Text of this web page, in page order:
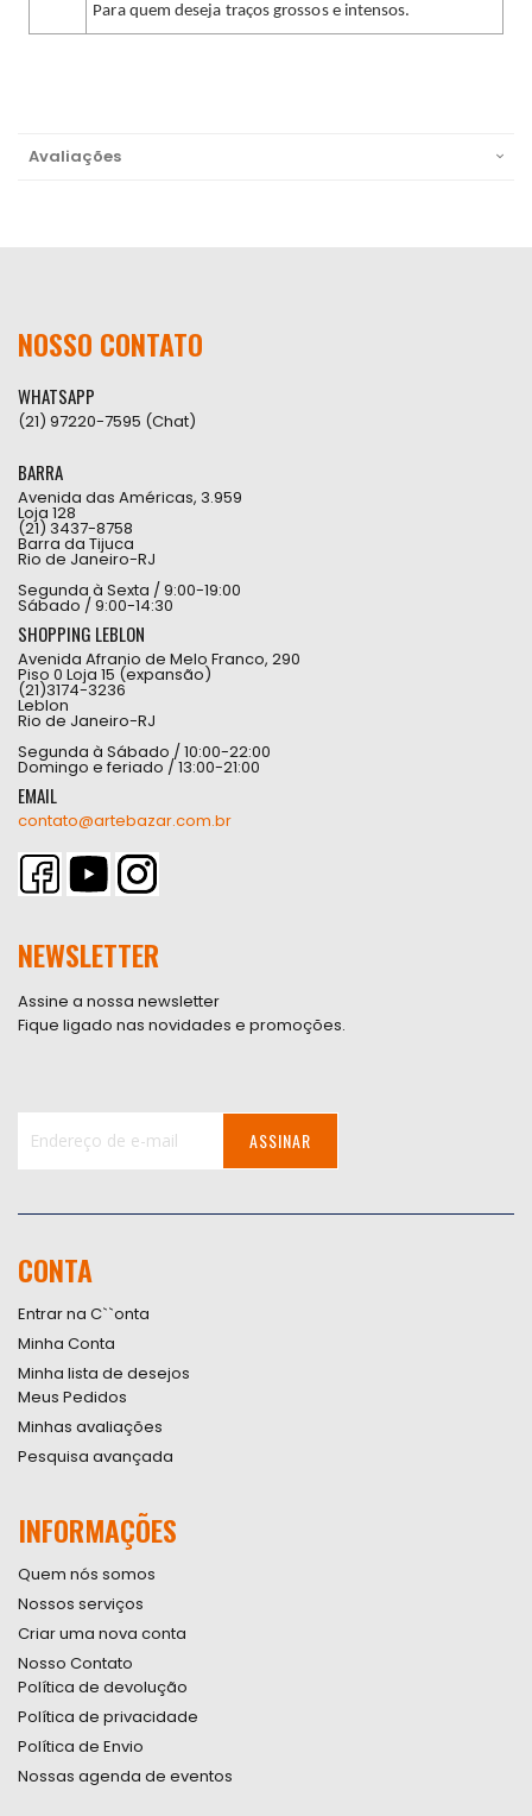
Para quem deseja traços grossos e intensos.
Avaliações
NOSSO CONTATO
WHATSAPP
(21) 97220-7595 (Chat)
BARRA
Avenida das Américas, 3.959
Loja 128
(21) 3437-8758
Barra da Tijuca
Rio de Janeiro-RJ
Segunda à Sexta / 9:00-19:00
Sábado / 9:00-14:30
SHOPPING LEBLON
Avenida Afranio de Melo Franco, 290
Piso 0 Loja 15 (expansão)
(21)3174-3236
Leblon
Rio de Janeiro-RJ
Segunda à Sábado / 10:00-22:00
Domingo e feriado / 13:00-21:00
EMAIL
contato@artebazar.com.br
NEWSLETTER
Assine a nossa newsletter
Fique ligado nas novidades e promoções.
Newsletter:
ASSINAR
CONTA
Entrar na C``onta
Minha Conta
Minha lista de desejos
Meus Pedidos
Minhas avaliações
Pesquisa avançada
INFORMAÇÕES
Quem nós somos
Nossos serviços
Criar uma nova conta
Nosso Contato
Política de devolução
Política de privacidade
Política de Envio
Nossas agenda de eventos